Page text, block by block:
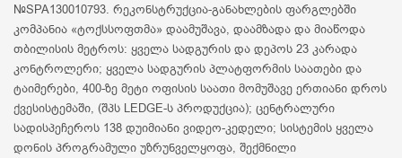
№SPA130010793. რეკონსტრუქცია-განახლების ფარგლებში
კომპანია «ტოქსსოფთმა» დაამუშავა, დაამზადა და მიაწოდა
თბილისის მეტროს: ყველა სადგურის და დეპოს 23 კარადა
კონტროლერი; ყველა სადგურის პლატფორმის საათები და
ტაიმერები, 400-ზე მეტი ოფისის საათი მომუშავე ერთიანი დროს
ქვესისტემაში, (შპს LEDGE-ს პროდუქცია); ცენტრალური
სადისპეჩეროს 138 დუიმიანი ვიდეო-კედელი; სისტემის ყველა
დონის პროგრამული უზრუნველყოფა, შექმნილი